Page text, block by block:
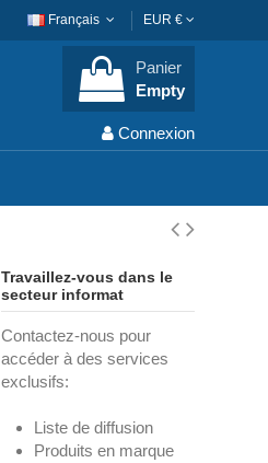
Français EUR €
Panier
Empty
Connexion
Travaillez-vous dans le
secteur informat
Contactez-nous pour
accéder à des services
exclusifs:
Liste de diffusion
Produits en marque